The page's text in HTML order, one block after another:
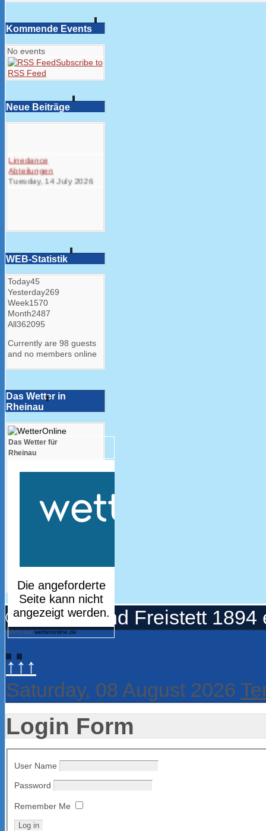
Kommende Events
No events
Subscribe to
RSS Feed
Neue Beiträge
Linedance
Abteilungen
Tuesday, 14 July 2026
WEB-Statistik
Today45
Yesterday269
Week1570
Month2487
All362095
Currently are 98 guests
and no members online
Das Wetter in
Rheinau
Das Wetter für
Rheinau
Mehr aufwetteronline.de
© Turnerbund Freistett 1894
↑↑↑
Saturday, 08 August 2026
Login Form
User Name
Password
Remember Me